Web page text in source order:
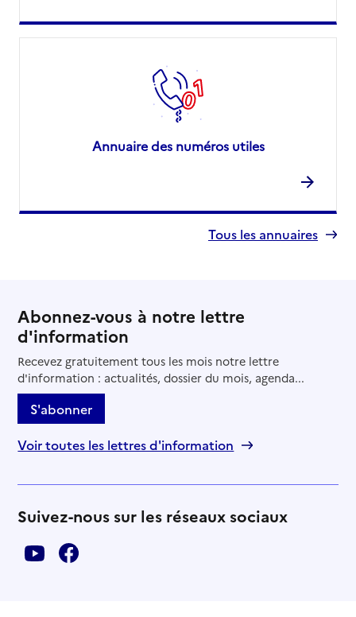
Annuaire des numéros utiles
Tous les annuaires
Abonnez-vous à notre lettre
d'information
Recevez gratuitement tous les mois notre lettre
d'information : actualités, dossier du mois, agenda...
S'abonner
Voir toutes les lettres d'information
Suivez-nous sur les réseaux sociaux